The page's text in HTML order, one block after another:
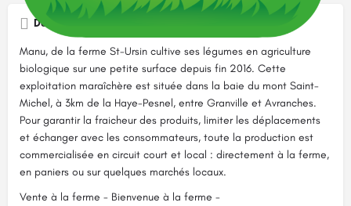
Description
Manu, de la ferme St-Ursin cultive ses légumes en agriculture
biologique sur une petite surface depuis fin 2016. Cette
exploitation maraîchère est située dans la baie du mont Saint-
Michel, à 3km de la Haye-Pesnel, entre Granville et Avranches.
Pour garantir la fraicheur des produits, limiter les déplacements
et échanger avec les consommateurs, toute la production est
commercialisée en circuit court et local : directement à la ferme,
en paniers ou sur quelques marchés locaux.
Vente à la ferme - Bienvenue à la ferme -